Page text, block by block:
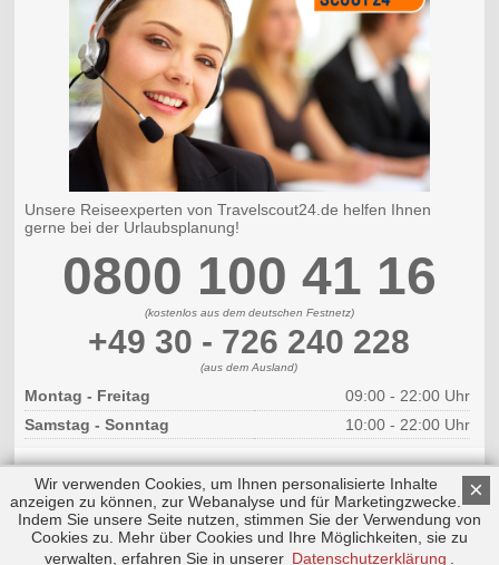
Unsere Reiseexperten von Travelscout24.de helfen Ihnen
gerne bei der Urlaubsplanung!
0800 100 41 16
(kostenlos aus dem deutschen Festnetz)
+49 30 - 726 240 228
(aus dem Ausland)
Montag - Freitag
09:00 - 22:00 Uhr
Samstag - Sonntag
10:00 - 22:00 Uhr
Copyright © 2026 by Triplemind GmbH
Impressum|Datenschutz
Nach oben
×
Wir verwenden Cookies, um Ihnen personalisierte Inhalte
anzeigen zu können, zur Webanalyse und für Marketingzwecke.
Indem Sie unsere Seite nutzen, stimmen Sie der Verwendung von
Cookies zu. Mehr über Cookies und Ihre Möglichkeiten, sie zu
verwalten, erfahren Sie in unserer Datenschutzerklärung